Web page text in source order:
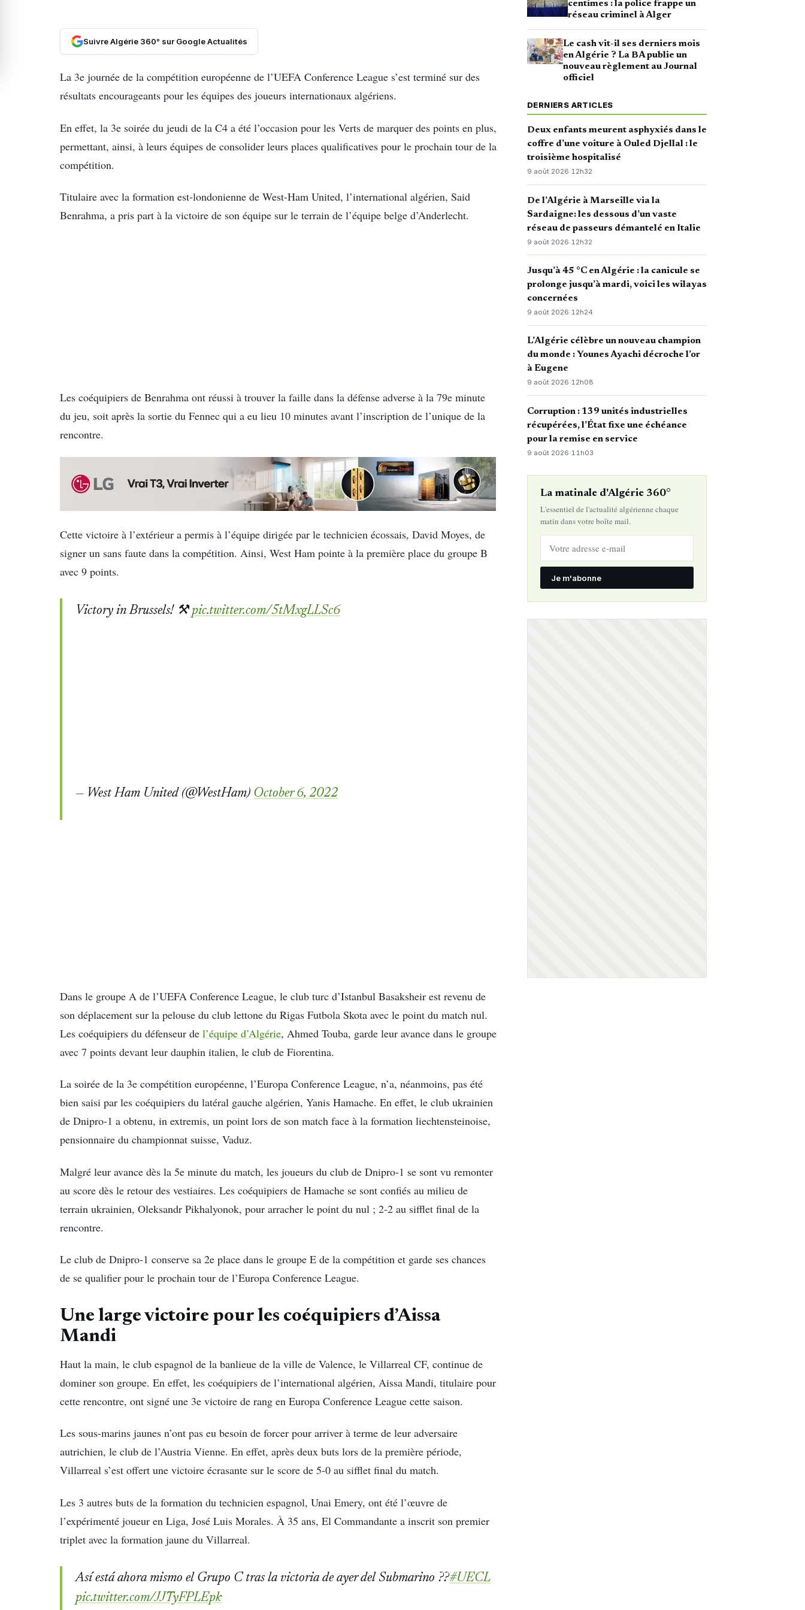
Suivre Algérie 360° sur Google Actualités
La 3e journée de la compétition européenne de l’UEFA Conference League s’est terminé sur des
résultats encourageants pour les équipes des joueurs internationaux algériens.
En effet, la 3e soirée du jeudi de la C4 a été l’occasion pour les Verts de marquer des points en plus,
permettant, ainsi, à leurs équipes de consolider leurs places qualificatives pour le prochain tour de la
compétition.
Titulaire avec la formation est-londonienne de West-Ham United, l’international algérien, Said
Benrahma, a pris part à la victoire de son équipe sur le terrain de l’équipe belge d’Anderlecht.
Les coéquipiers de Benrahma ont réussi à trouver la faille dans la défense adverse à la 79e minute
du jeu, soit après la sortie du Fennec qui a eu lieu 10 minutes avant l’inscription de l’unique de la
rencontre.
Cette victoire à l’extérieur a permis à l’équipe dirigée par le technicien écossais, David Moyes, de
signer un sans faute dans la compétition. Ainsi, West Ham pointe à la première place du groupe B
avec 9 points.
Victory in Brussels! ⚒️pic.twitter.com/5tMxgLLSc6
— West Ham United (@WestHam) October 6, 2022
Dans le groupe A de l’UEFA Conference League, le club turc d’Istanbul Basaksheir est revenu de
son déplacement sur la pelouse du club lettone du Rigas Futbola Skota avec le point du match nul.
Les coéquipiers du défenseur de l’équipe d’Algérie, Ahmed Touba, garde leur avance dans le groupe
avec 7 points devant leur dauphin italien, le club de Fiorentina.
La soirée de la 3e compétition européenne, l’Europa Conference League, n’a, néanmoins, pas été
bien saisi par les coéquipiers du latéral gauche algérien, Yanis Hamache. En effet, le club ukrainien
de Dnipro-1 a obtenu, in extremis, un point lors de son match face à la formation liechtensteinoise,
pensionnaire du championnat suisse, Vaduz.
Malgré leur avance dès la 5e minute du match, les joueurs du club de Dnipro-1 se sont vu remonter
au score dès le retour des vestiaires. Les coéquipiers de Hamache se sont confiés au milieu de
terrain ukrainien, Oleksandr Pikhalyonok, pour arracher le point du nul ; 2-2 au sifflet final de la
rencontre.
Le club de Dnipro-1 conserve sa 2e place dans le groupe E de la compétition et garde ses chances
de se qualifier pour le prochain tour de l’Europa Conference League.
Une large victoire pour les coéquipiers d’Aissa
Mandi
Haut la main, le club espagnol de la banlieue de la ville de Valence, le Villarreal CF, continue de
dominer son groupe. En effet, les coéquipiers de l’international algérien, Aissa Mandi, titulaire pour
cette rencontre, ont signé une 3e victoire de rang en Europa Conference League cette saison.
Les sous-marins jaunes n’ont pas eu besoin de forcer pour arriver à terme de leur adversaire
autrichien, le club de l’Austria Vienne. En effet, après deux buts lors de la première période,
Villarreal s’est offert une victoire écrasante sur le score de 5-0 au sifflet final du match.
Les 3 autres buts de la formation du technicien espagnol, Unai Emery, ont été l’œuvre de
l’expérimenté joueur en Liga, José Luis Morales. À 35 ans, El Commandante a inscrit son premier
triplet avec la formation jaune du Villarreal.
Así está ahora mismo el Grupo C tras la victoria de ayer del Submarino ??#UECL
pic.twitter.com/JJTyFPLEpk
centimes : la police frappe un
réseau criminel à Alger
Le cash vit-il ses derniers mois
en Algérie ? La BA publie un
nouveau règlement au Journal
officiel
DERNIERS ARTICLES
Deux enfants meurent asphyxiés dans le
coffre d’une voiture à Ouled Djellal : le
troisième hospitalisé
9 août 2026·12h32
De l’Algérie à Marseille via la
Sardaigne: les dessous d’un vaste
réseau de passeurs démantelé en Italie
9 août 2026· 12h32
Jusqu’à 45 °C en Algérie : la canicule se
prolonge jusqu’à mardi, voici les wilayas
concernées
9 août 2026·12h24
L’Algérie célèbre un nouveau champion
du monde : Younes Ayachi décroche l’or
à Eugene
9 août 2026·12h08
Corruption : 139 unités industrielles
récupérées, l’État fixe une échéance
pour la remise en service
9 août 2026· 11h03
La matinale d'Algérie 360°
L'essentiel de l'actualité algérienne chaque
matin dans votre boîte mail.
Je m'abonne